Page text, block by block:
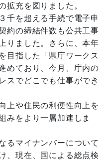
拡充を図りました。
千を超える手続で電子申
約の締結件数も公共工事
りました。さらに、本年
目指した「県庁ワークス
めており、今月、庁内の
スでどこでも仕事ができ
上や住民の利便性向上を
みをより一層加速しま
るマイナンバーについて
、現在、国による総点検